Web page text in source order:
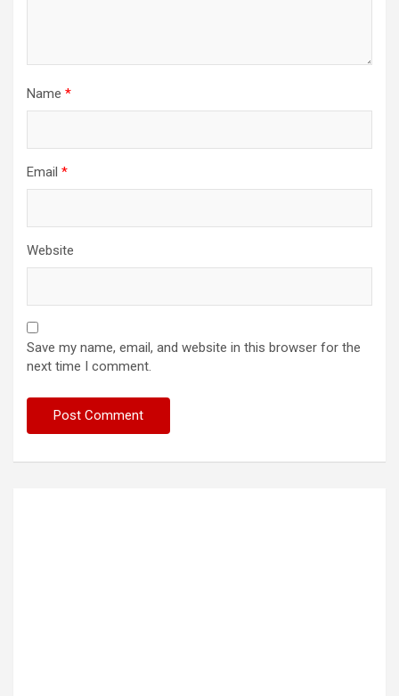
Name *
Email *
Website
Save my name, email, and website in this browser for the
next time I comment.